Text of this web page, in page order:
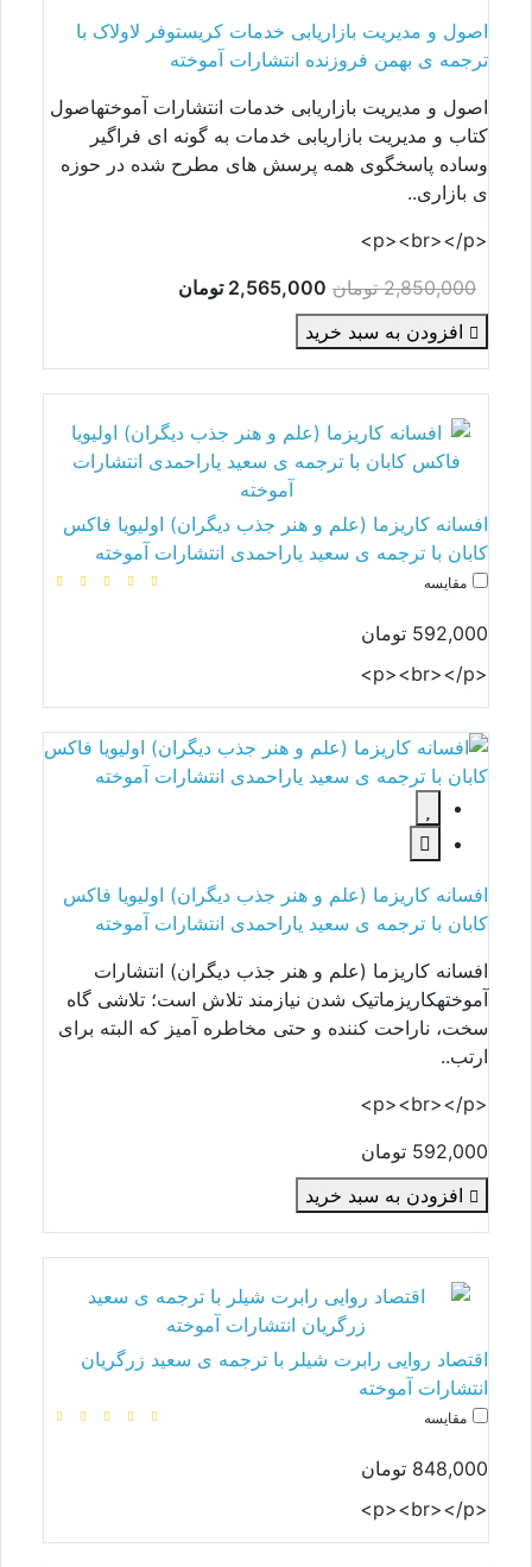
اصول و مدیریت بازاریابی خدمات کریستوفر لاولاک با
ترجمه ی بهمن فروزنده انتشارات آموخته
اصول و مدیریت بازاریابی خدمات انتشارات آموختهاصول
کتاب و مدیریت بازاریابی خدمات به گونه ای فراگیر
وساده پاسخگوی همه پرسش های مطرح شده در حوزه
ی بازاری..
2,850,000 تومان
2,565,000 تومان
افزودن به سبد خرید
افسانه کاریزما (علم و هنر جذب دیگران) اولیویا فاکس
کابان با ترجمه ی سعید یاراحمدی انتشارات آموخته
مقایسه
592,000 تومان
افسانه کاریزما (علم و هنر جذب دیگران) اولیویا فاکس
کابان با ترجمه ی سعید یاراحمدی انتشارات آموخته
افسانه کاریزما (علم و هنر جذب دیگران) انتشارات
آموختهکاریزماتیک شدن نیازمند تلاش است؛ تلاشی گاه
سخت، ناراحت کننده و حتی مخاطره آمیز که البته برای
ارتب..
592,000 تومان
افزودن به سبد خرید
اقتصاد روایی رابرت شیلر با ترجمه ی سعید زرگریان
انتشارات آموخته
مقایسه
848,000 تومان